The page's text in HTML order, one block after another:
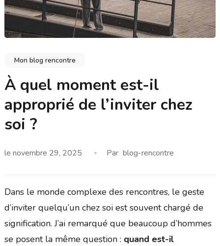
Mon blog rencontre
À quel moment est-il
approprié de l’inviter chez
soi ?
le novembre 29, 2025 Par blog-rencontre
Dans le monde complexe des rencontres, le geste
d’inviter quelqu’un chez soi est souvent chargé de
signification. J’ai remarqué que beaucoup d’hommes
se posent la même question : quand est-il